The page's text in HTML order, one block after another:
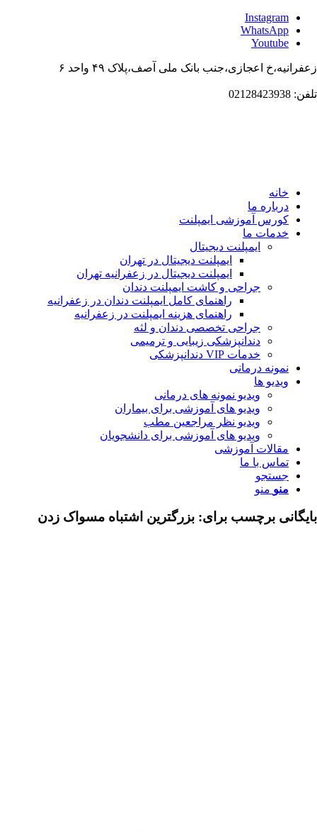
اعجازی،جنب بانک ملی آصف،پلاک ۴۹ واحد ۶
ما
آموزشی ایمپلنت
ما
ایمپلنت دیجیتال
ایمپلنت دیجیتال در تهران
ایمپلنت دیجیتال در زعفرانیه تهران
جراحی و کاشت ایمپلنت دندان
راهنمای کامل ایمپلنت دندان در زعفرانیه
راهنمای هزینه ایمپلنت در زعفرانیه
جراحی تخصصی دندان و لثه
دندانپزشکی زیبایی و ترمیمی
خدمات VIP دندانپزشکی
درمانی
ها
ویدیو نمونه های درمانی
ویدیو های آموزشی برای بیماران
ویدیو نظر مراجعین مطب
ویدیو های آموزشی برای دانشجویان
آموزشی
با ما
منو
برچسب برای: بزرگترین اشتباه مسواک زدن